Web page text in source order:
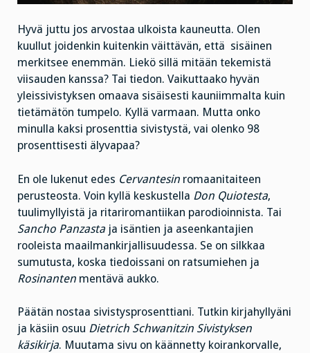
Hyvä juttu jos arvostaa ulkoista kauneutta. Olen
kuullut joidenkin kuitenkin väittävän, että sisäinen
merkitsee enemmän. Liekö sillä mitään tekemistä
viisauden kanssa? Tai tiedon. Vaikuttaako hyvän
yleissivistyksen omaava sisäisesti kauniimmalta kuin
tietämätön tumpelo. Kyllä varmaan. Mutta onko
minulla kaksi prosenttia sivistystä, vai olenko 98
prosenttisesti älyvapaa?
En ole lukenut edes Cervantesin romaanitaiteen
perusteosta. Voin kyllä keskustella Don Quiotesta,
tuulimyllyistä ja ritariromantiikan parodioinnista. Tai
Sancho Panzasta ja isäntien ja aseenkantajien
rooleista maailmankirjallisuudessa. Se on silkkaa
sumutusta, koska tiedoissani on ratsumiehen ja
Rosinanten mentävä aukko.
Päätän nostaa sivistysprosenttiani. Tutkin kirjahyllyäni
ja käsiin osuu Dietrich Schwanitzin Sivistyksen
käsikirja. Muutama sivu on käännetty koirankorvalle,